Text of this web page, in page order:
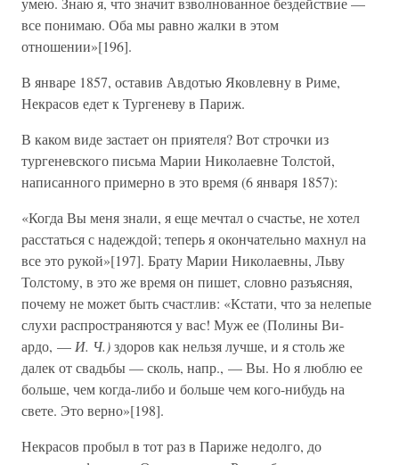
все понимаю. Оба мы равно жалки в этом
отношении»[196].
В январе 1857, оставив Авдотью Яковлевну в Риме,
Некрасов едет к Тургеневу в Париж.
В каком виде застает он приятеля? Вот строчки из
тургеневского письма Марии Николаевне Толстой,
написанного примерно в это время (6 января 1857):
«Когда Вы меня знали, я еще мечтал о счастье, не хотел
расстаться с надеждой; теперь я окончательно махнул на
все это рукой»[197]. Брату Марии Николаевны, Льву
Толстому, в это же время он пишет, словно разъясняя,
почему не может быть счастлив: «Кстати, что за нелепые
слухи распространяются у вас! Муж ее (Полины Ви-
ардо, — И. Ч.)здоров как нельзя лучше, и я столь же
далек от свадьбы — сколь, напр., — Вы. Но я люблю ее
больше, чем когда-либо и больше чем кого-нибудь на
свете. Это верно»[198].
Некрасов пробыл в тот раз в Париже недолго, до